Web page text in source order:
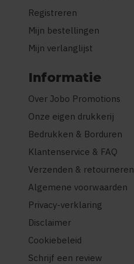
Registreren
Mijn bestellingen
Mijn verlanglijst
Informatie
Over Jobo Promotions
Onze eigen drukkerij
Bedrukken & Borduren
Klantenservice & FAQ
Verzenden & retourneren
Algemene voorwaarden
Privacy-verklaring
Disclaimer
Cookiebeleid
Schrijf een review